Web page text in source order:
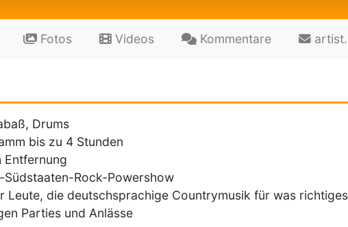
Fotos Videos Kommentare
Drums
bis zu 4 Stunden
Entfernung
Südstaaten-Rock-Powershow
Leute, die deutschsprachige Countrymusik für was
Parties und Anlässe